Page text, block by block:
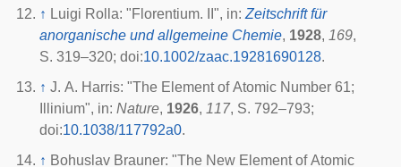
↑ Luigi Rolla: "Florentium. II", in: Zeitschrift für
anorganische und allgemeine Chemie, 1928, 169,
S. 319–320; doi:10.1002/zaac.19281690128.
↑ J. A. Harris: "The Element of Atomic Number 61;
Illinium", in: Nature, 1926, 117, S. 792–793;
doi:10.1038/117792a0.
↑ Bohuslav Brauner: "The New Element of Atomic